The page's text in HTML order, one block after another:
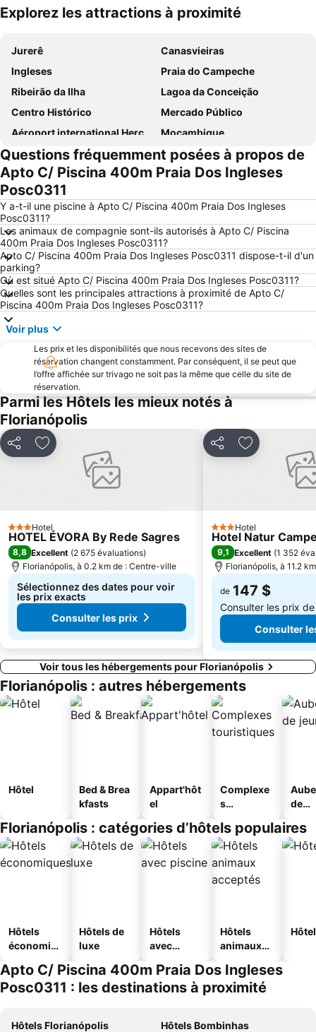
Explorez les attractions à proximité
Jurerê
Canasvieiras
Ingleses
Praia do Campeche
Ribeirão da Ilha
Lagoa da Conceição
Centro Histórico
Mercado Público
Aéroport international Hercílio Luz
Moçambique
Fortaleza de São José da Ponta Grossa
Joaquina
Ilha do Campeche
Questions fréquemment posées à propos de
Apto C/ Piscina 400m Praia Dos Ingleses
Posc0311
Y a-t-il une piscine à Apto C/ Piscina 400m Praia Dos Ingleses
Posc0311?
Les animaux de compagnie sont-ils autorisés à Apto C/ Piscina
400m Praia Dos Ingleses Posc0311?
Apto C/ Piscina 400m Praia Dos Ingleses Posc0311 dispose-t-il d'un
parking?
Où est situé Apto C/ Piscina 400m Praia Dos Ingleses Posc0311?
Quelles sont les principales attractions à proximité de Apto C/
Piscina 400m Praia Dos Ingleses Posc0311?
Voir plus
Les prix et les disponibilités que nous recevons des sites de
réservation changent constamment. Par conséquent, il se peut que
l’offre affichée sur trivago ne soit pas la même que celle du site de
réservation.
Parmi les Hôtels les mieux notés à
Florianópolis
PartagerAjouter à mes favoris
3 Étoiles
Hotel
HOTEL ÉVORA By Rede Sagres
8,8 Excellent (2 675 évaluations)
Florianópolis, à 0.2 km de : Centre-ville
Sélectionnez des dates pour voir
les prix exacts
Consulter les prix
PartagerAjouter à
3 Étoiles
Hotel
Hotel Natur
9,1 Excellent (1 352
Florianópolis, à 11.2
de 147 $
Consulter les prix
Consulter
Voir tous les hébergements pour Florianópolis
Florianópolis : autres hébergements
Hôtel
Bed & Brea
kfasts
Appart'hôt
el
Complexe
s
s
de
Florianópolis : catégories d’hôtels populaires
Hôtels
économiq
Hôtels de
luxe
Hôtels
avec
Hôtels
animaux
Apto C/ Piscina 400m Praia Dos Ingleses
Posc0311 : les destinations à proximité
Hôtels Florianópolis
Hôtels Bombinhas